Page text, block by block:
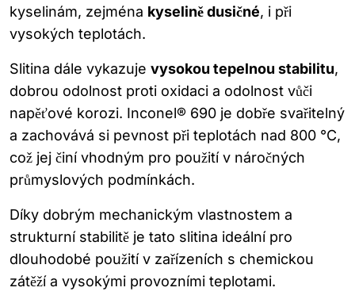
kyselinám, zejména kyselině dusičné, i při
vysokých teplotách.
Slitina dále vykazuje vysokou tepelnou stabilitu,
dobrou odolnost proti oxidaci a odolnost vůči
napěťové korozi. Inconel® 690 je dobře svařitelný
a zachovává si pevnost při teplotách nad 800 °C,
což jej činí vhodným pro použití v náročných
průmyslových podmínkách.
Díky dobrým mechanickým vlastnostem a
strukturní stabilitě je tato slitina ideální pro
dlouhodobé použití v zařízeních s chemickou
zátěží a vysokými provozními teplotami.